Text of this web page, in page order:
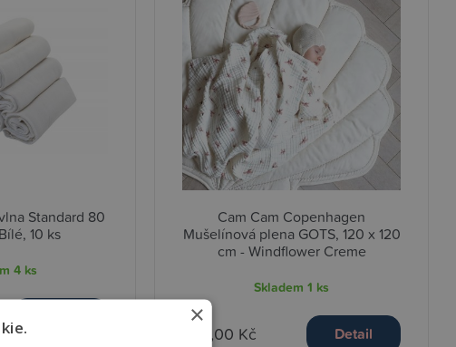
Standard 80
10 ks
4 ks
Cam Cam Copenhagen
Mušelínová plena GOTS, 120 x 120
cm - Windflower Creme
Skladem1 ks
689,00 Kč Detail
×